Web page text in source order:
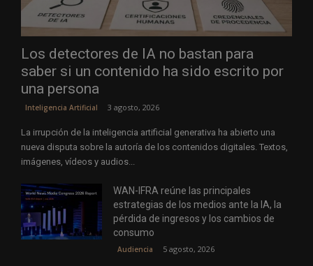
Los detectores de IA no bastan para
saber si un contenido ha sido escrito por
una persona
Inteligencia Artificial 3 agosto, 2026
La irrupción de la inteligencia artificial generativa ha abierto una
nueva disputa sobre la autoría de los contenidos digitales. Textos,
imágenes, vídeos y audios...
WAN-IFRA reúne las principales
estrategias de los medios ante la IA, la
pérdida de ingresos y los cambios de
consumo
Audiencia 5 agosto, 2026